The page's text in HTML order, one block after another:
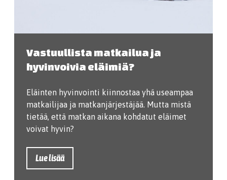
Vastuullista matkailua ja
hyvinvoivia eläimiä?
Eläinten hyvinvointi kiinnostaa yhä useampaa
matkailijaa ja matkanjärjestäjää. Mutta mistä
tietää, että matkan aikana kohdatut eläimet
voivat hyvin?
Lue lisää